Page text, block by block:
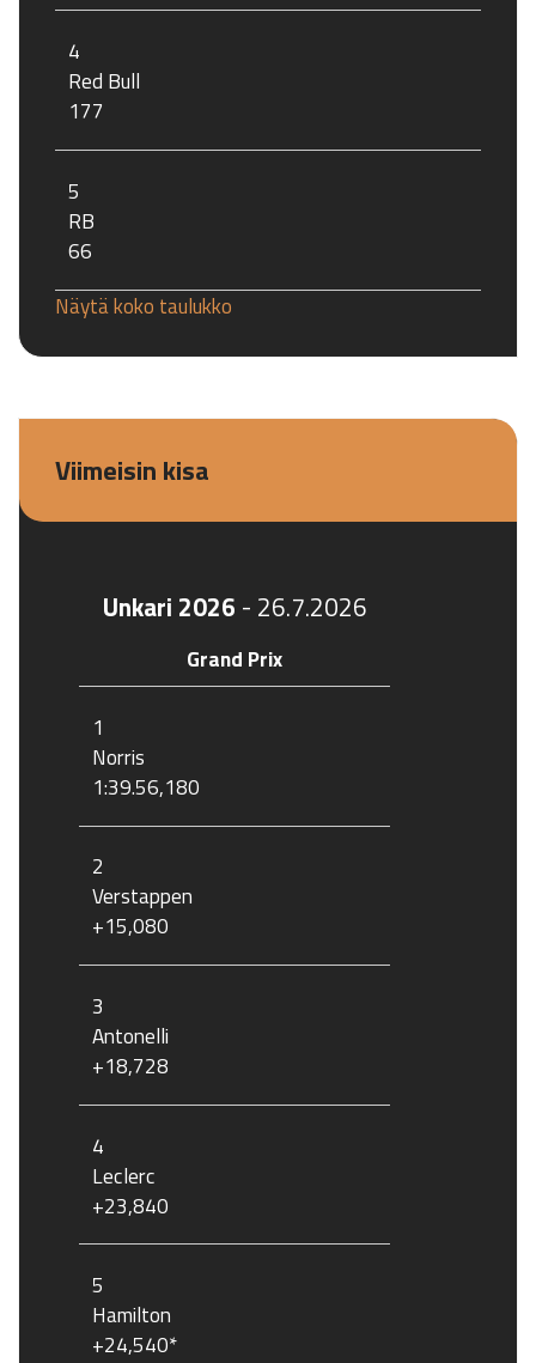
4
Red Bull
177
5
RB
66
Näytä koko taulukko
Viimeisin kisa
Unkari 2026 - 26.7.2026
Grand Prix
1
Norris
1:39.56,180
2
Verstappen
+15,080
3
Antonelli
+18,728
4
Leclerc
+23,840
5
Hamilton
+24,540*